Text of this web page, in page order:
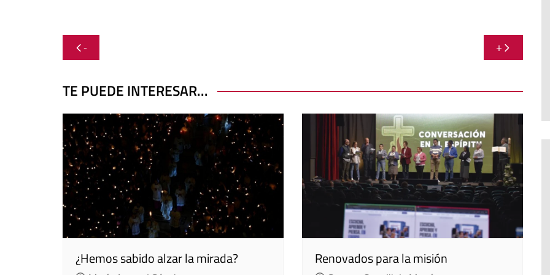
Navegación
de - +
TE PUEDE INTERESAR...
¿Hemos sabido alzar la mirada? Renovados para la misión